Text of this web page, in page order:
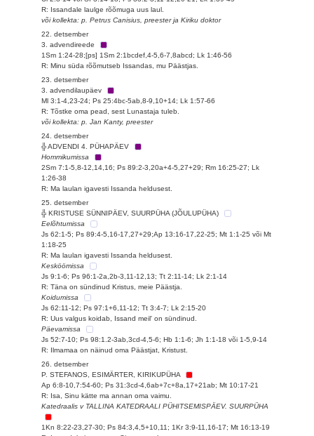
R: Issandale laulge rõõmuga uus laul.
või kollekta: p. Petrus Canisius, preester ja Kiriku doktor
22. detsember
3. advendireede
1Sm 1:24-28;[ps] 1Sm 2:1bcdef,4-5,6-7,8abcd; Lk 1:46-56
R: Minu süda rõõmutseb Issandas, mu Päästjas.
23. detsember
3. advendilaupäev
Ml 3:1-4,23-24; Ps 25:4bc-5ab,8-9,10+14; Lk 1:57-66
R: Tõstke oma pead, sest Lunastaja tuleb.
või kollekta: p. Jan Kanty, preester
24. detsember
╬ ADVENDI 4. PÜHAPÄEV
Hommikumissa
2Sm 7:1-5,8-12,14,16; Ps 89:2-3,20a+4-5,27+29; Rm 16:25-27; Lk
1:26-38
R: Ma laulan igavesti Issanda heldusest.
25. detsember
╬ KRISTUSE SÜNNIPÄEV, SUURPÜHA (JÕULUPÜHA)
Eelõhtumissa
Js 62:1-5; Ps 89:4-5,16-17,27+29;Ap 13:16-17,22-25; Mt 1:1-25 või Mt
1:18-25
R: Ma laulan igavesti Issanda heldusest.
Kesköömissa
Js 9:1-6; Ps 96:1-2a,2b-3,11-12,13; Tt 2:11-14; Lk 2:1-14
R: Täna on sündinud Kristus, meie Päästja.
Koidumissa
Js 62:11-12; Ps 97:1+6,11-12; Tt 3:4-7; Lk 2:15-20
R: Uus valgus koidab, Issand meil' on sündinud.
Päevamissa
Js 52:7-10; Ps 98:1.2-3ab,3cd-4,5-6; Hb 1:1-6; Jh 1:1-18 või 1-5,9-14
R: Ilmamaa on näinud oma Päästjat, Kristust.
26. detsember
P. STEFANOS, ESIMÄRTER, KIRIKUPÜHA
Ap 6:8-10,7:54-60; Ps 31:3cd-4,6ab+7c+8a,17+21ab; Mt 10:17-21
R: Isa, Sinu kätte ma annan oma vaimu.
Katedraalis v TALLINA KATEDRAALI PÜHITSEMISPÄEV. SUURPÜHA
1Kn 8:22-23,27-30; Ps 84:3,4,5+10,11; 1Kr 3:9-11,16-17; Mt 16:13-19